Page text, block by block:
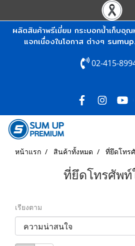
ผลิตสินค้าพรีเมี่ยม กระบอกน้ำเก็บอุ
แจกเนื่องในโอกาส ต่างๆ
02-415-
หน้าแรก สินค้าทั้งหมด ที่ยึดโทร
ที่ยึดโทรศัพท์
เรียงตาม